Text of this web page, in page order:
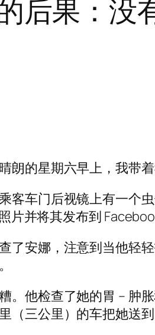
后果：没
朗的星期六早上，我带
客车门后视镜上有一个
片并将其发布到
了安娜，注意到当他轻
。他检查了她的胃 – 肿
（三公里）的车把她送